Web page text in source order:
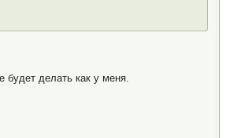
будет делать как у меня.